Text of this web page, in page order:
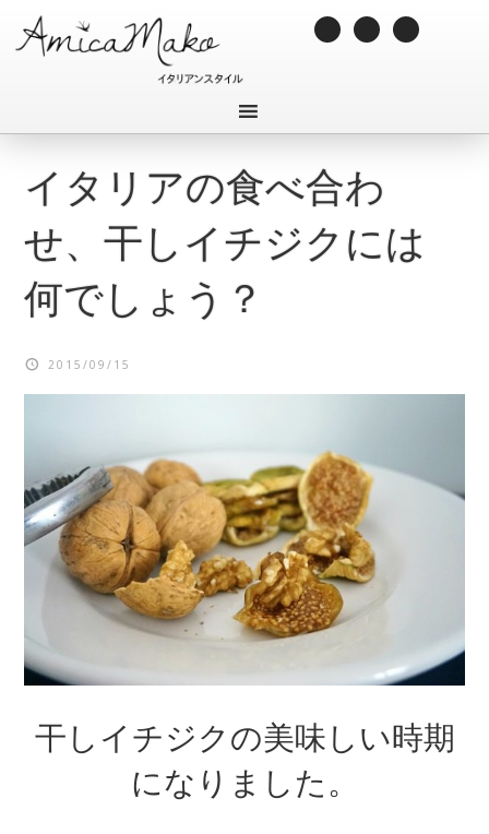
イタリアの食べ合わ
せ、干しイチジクには
何でしょう？
2015/09/15
干しイチジクの美味しい時期
になりました。